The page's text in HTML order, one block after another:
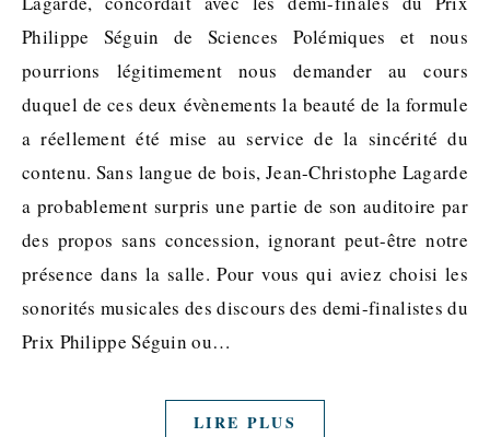
Philippe Séguin de Sciences Polémiques et nous
pourrions légitimement nous demander au cours
duquel de ces deux évènements la beauté de la formule
a réellement été mise au service de la sincérité du
contenu. Sans langue de bois, Jean-Christophe Lagarde
a probablement surpris une partie de son auditoire par
des propos sans concession, ignorant peut-être notre
présence dans la salle. Pour vous qui aviez choisi les
sonorités musicales des discours des demi-finalistes du
Prix Philippe Séguin ou…
LIRE PLUS